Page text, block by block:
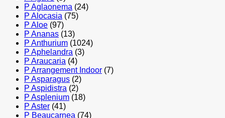
P Aglaonema (24)
P Alocasia (75)
P Aloe (97)
P Ananas (13)
P Anthurium (1024)
P Aphelandra (3)
P Araucaria (4)
P Arrangement Indoor (7)
P Asparagus (2)
P Aspidistra (2)
P Asplenium (18)
P Aster (41)
P Beaucarnea (74)